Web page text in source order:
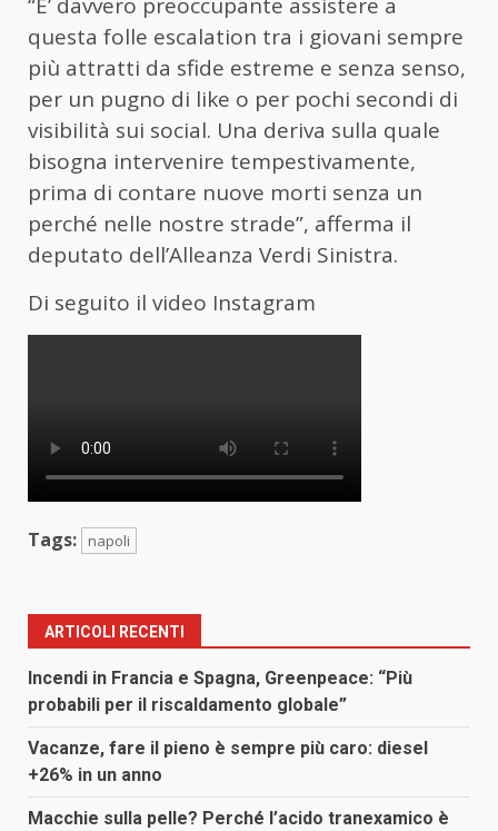
questa folle escalation tra i giovani sempre
più attratti da sfide estreme e senza senso,
per un pugno di like o per pochi secondi di
visibilità sui social. Una deriva sulla quale
bisogna intervenire tempestivamente,
prima di contare nuove morti senza un
perché nelle nostre strade”, afferma il
deputato dell’Alleanza Verdi Sinistra.
Di seguito il video Instagram
Tags: napoli
ARTICOLI RECENTI
Incendi in Francia e Spagna, Greenpeace: “Più
probabili per il riscaldamento globale”
Vacanze, fare il pieno è sempre più caro: diesel
+26% in un anno
Macchie sulla pelle? Perché l’acido tranexamico è